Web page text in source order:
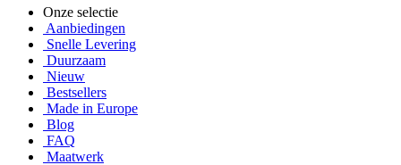
Onze selectie
Aanbiedingen
Snelle Levering
Duurzaam
Nieuw
Bestsellers
Made in Europe
Blog
FAQ
Maatwerk